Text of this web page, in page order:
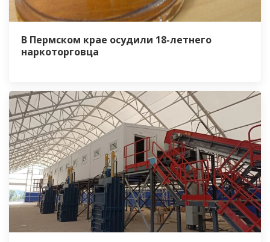
В Пермском крае осудили 18-летнего
наркоторговца